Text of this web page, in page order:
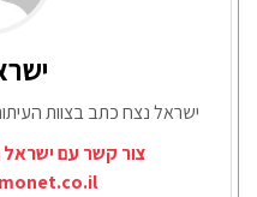
ישראל נצח כתב בצוות
צור קשר עם ישראל